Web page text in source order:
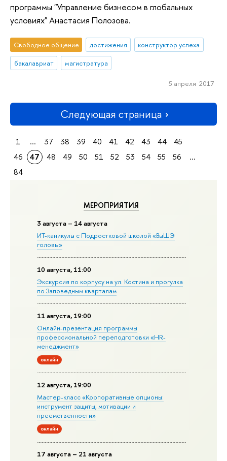
МЕРОПРИЯТИЯ
3 августа – 14 августа
ИТ-каникулы с Подростковой школой «ВыШЭ
головы»
10 августа, 11:00
Экскурсия по корпусу на ул. Костина и прогулка
по Заповедным кварталам
11 августа, 19:00
Онлайн-презентация программы
профессиональной переподготовки «HR-
менеджмент»
онлайн
12 августа, 19:00
Мастер-класс «Корпоративные опционы:
инструмент защиты, мотивации и
преемственности»
онлайн
17 августа – 21 августа
программы "Управление бизнесом в глобальных
условиях" Анастасия Полозова.
Свободное общение достижения
конструктор успеха
бакалавриат
магистратура
5 апреля 2017
Следующая страница
1 ... 37 38 39 40 41 42 43 44
45
46
47 48 49 50 51 52 53 54 55 56
...
84